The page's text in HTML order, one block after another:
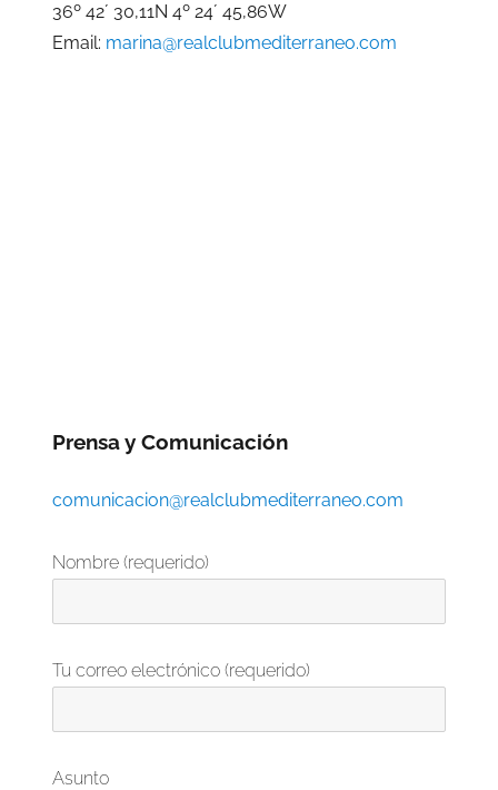
36º 42´ 30,11N 4º 24´ 45,86W
Email: marina@realclubmediterraneo.com
Prensa y Comunicación
comunicacion@realclubmediterraneo.com
Nombre (requerido)
Tu correo electrónico (requerido)
Asunto